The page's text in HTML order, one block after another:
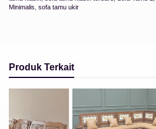
Minimalis sofa tamu ukir
Produk Terkait